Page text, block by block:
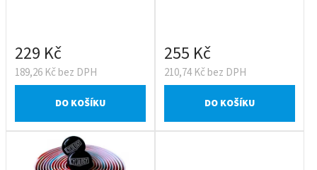
189,26 Kč bez DPH
229 Kč
DO KOŠÍKU
210,74 Kč bez DPH
255 Kč
DO KOŠÍKU